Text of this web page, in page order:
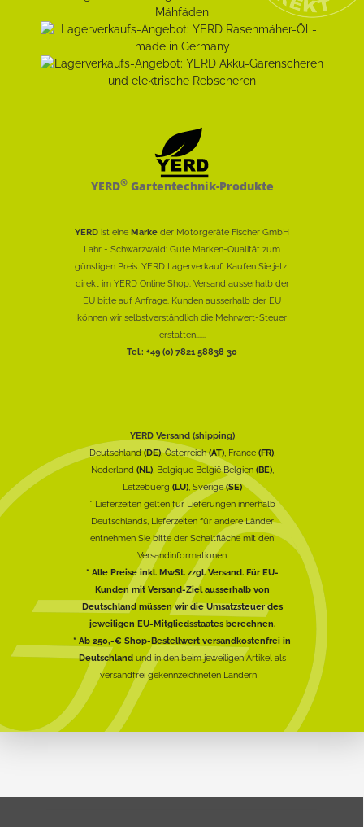
YERD®Gartentechnik-Produkte
YERD ist eine Marke der Motorgeräte Fischer GmbH
Lahr - Schwarzwald: Gute Marken-Qualität zum
günstigen Preis. YERD Lagerverkauf: Kaufen Sie jetzt
direkt im YERD Online Shop. Versand ausserhalb der
EU bitte auf Anfrage. Kunden ausserhalb der EU
können wir selbstverständlich die Mehrwert-Steuer
erstatten......
Tel.: +49 (0) 7821 58838 30
YERD Versand (shipping)
Deutschland(DE), Österreich(AT), France (FR),
Nederland (NL), Belgique België Belgien (BE),
Lëtzebuerg (LU), Sverige(SE)
* Lieferzeiten gelten für Lieferungen innerhalb
Deutschlands, Lieferzeiten für andere Länder
entnehmen Sie bitte der Schaltfläche mit den
Versandinformationen
* Alle Preise inkl. MwSt. zzgl. Versand. Für EU-
Kunden mit Versand-Ziel ausserhalb von
Deutschland müssen wir die Umsatzsteuer des
jeweiligen EU-Mitgliedsstaates berechnen.
* Ab 250,-€ Shop-Bestellwert versandkostenfrei in
Deutschlandund in den beim jeweiligen Artikel als
versandfrei gekennzeichneten Ländern!